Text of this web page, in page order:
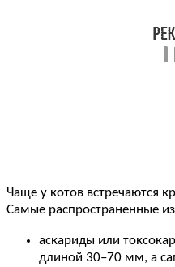
Чаще у котов встречаются
Самые распространенные
аскариды или
длиной 30–70 мм, а